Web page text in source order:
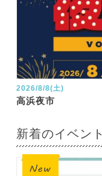
2026/8/8(土)
高浜夜市
新着のイベント